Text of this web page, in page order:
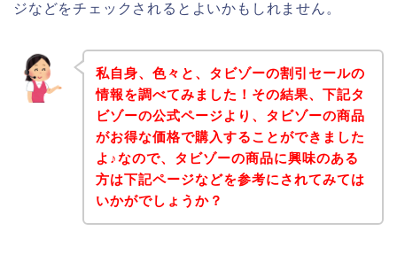
ジなどをチェックされるとよいかもしれません。
私自身、色々と、タビゾーの割引セールの
情報を調べてみました！その結果、下記タ
ビゾーの公式ページより、タビゾーの商品
がお得な価格で購入することができました
よ♪なので、タビゾーの商品に興味のある
方は下記ページなどを参考にされてみては
いかがでしょうか？